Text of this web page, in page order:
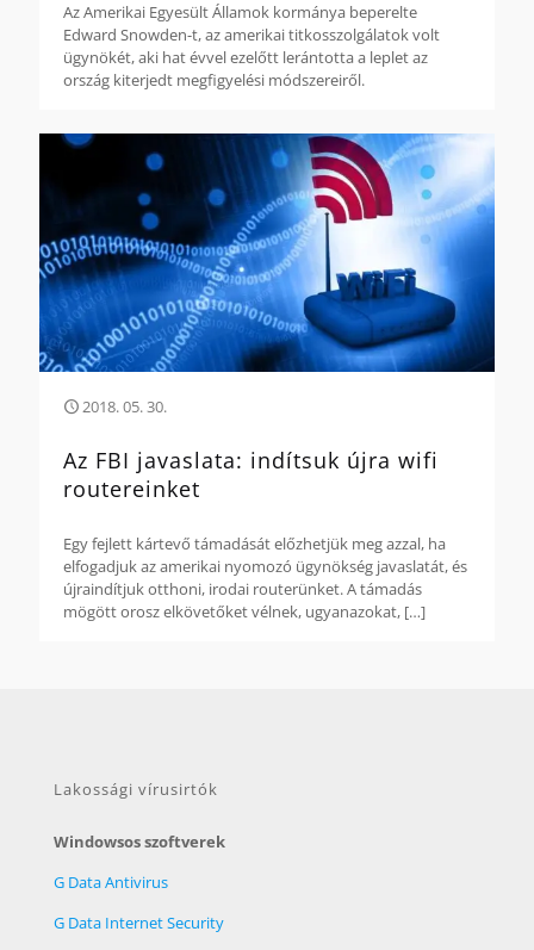
Az Amerikai Egyesült Államok kormánya beperelte
Edward Snowden-t, az amerikai titkosszolgálatok volt
ügynökét, aki hat évvel ezelőtt lerántotta a leplet az
ország kiterjedt megfigyelési módszereiről.
2018. 05. 30.
Az FBI javaslata: indítsuk újra wifi
routereinket
Egy fejlett kártevő támadását előzhetjük meg azzal, ha
elfogadjuk az amerikai nyomozó ügynökség javaslatát, és
újraindítjuk otthoni, irodai routerünket. A támadás
mögött orosz elkövetőket vélnek, ugyanazokat, […]
Lakossági vírusirtók
Windowsos szoftverek
G Data Antivirus
G Data Internet Security